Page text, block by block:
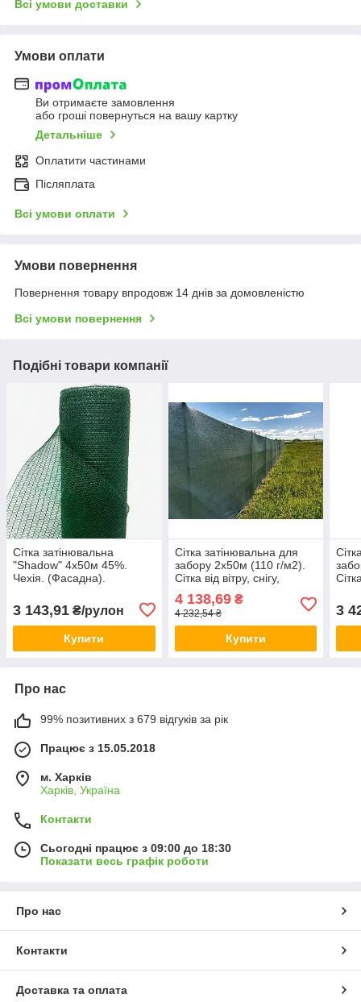
Всі умови доставки
Умови оплати
Ви отримаєте замовлення
або гроші повернуться на вашу картку
Детальніше
Оплатити частинами
Післяплата
Всі умови оплати
Умови повернення
Повернення товару впродовж 14 днів за домовленістю
Всі умови повернення
Подібні товари компанії
Сітка затінювальна
"Shadow" 4х50м 45%.
Чехія. (Фасадна).
3 143,91 ₴/рулон
Купити
Сітка затінювальна для
забору 2х50м (110 г/м2).
Сітка від вітру, снігу,
ТМ "Shadow".
4 138,69₴
4 232,54 ₴
Купити
ТМ
3
Про нас
99% позитивних з 679 відгуків за рік
Працює з 15.05.2018
м. Харків
Харків, Україна
Контакти
Сьогодні працює з 09:00 до 18:30
Показати весь графік роботи
Про нас
Контакти
Доставка та оплата